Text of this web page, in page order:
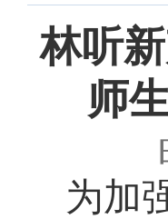
林听
师
为加